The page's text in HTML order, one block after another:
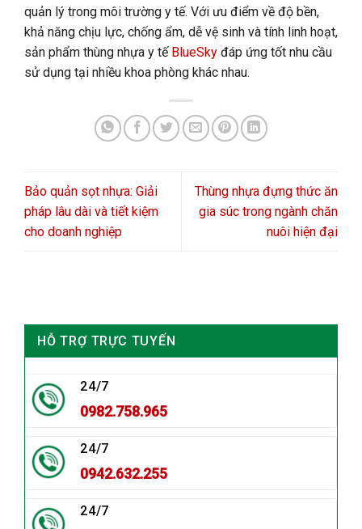
HỖ TRỢ TRỰC TUYẾN
24/7
0982.758.965
24/7
0942.632.255
24/7
quản lý trong môi trường y tế. Với ưu điểm về độ bền,
khả năng chịu lực, chống ẩm, dễ vệ sinh và tính linh hoạt,
sản phẩm thùng nhựa y tế BlueSky đáp ứng tốt nhu cầu
sử dụng tại nhiều khoa phòng khác nhau.
Bảo quản sọt nhựa: Giải
pháp lâu dài và tiết kiệm
cho doanh nghiệp
Thùng nhựa đựng thức ăn
gia súc trong ngành chăn
nuôi hiện đại